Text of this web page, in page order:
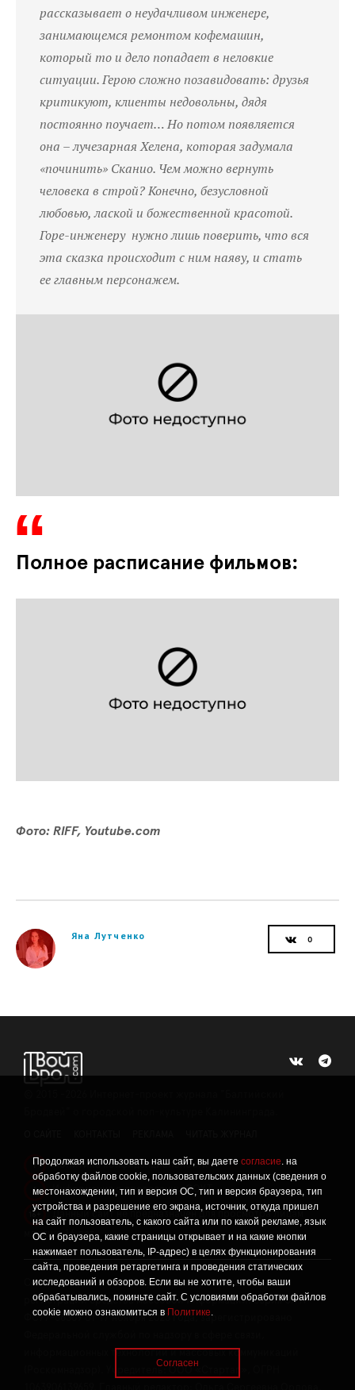
Продолжая использовать наш сайт, вы даете согласие. на
обработку файлов cookie, пользовательских данных (сведения о
местонахождении, тип и версия ОС, тип и версия браузера, тип
устройства и разрешение его экрана, источник, откуда пришел
на сайт пользователь, с какого сайта или по какой рекламе, язык
ОС и браузера, какие страницы открывает и на какие кнопки
нажимает пользователь, IP-адрес) в целях функционирования
сайта, проведения ретаргетинга и проведения статических
исследований и обзоров. Если вы не хотите, чтобы ваши
обрабатывались, покиньте сайт. С условиями обработки файлов
cookie можно ознакомиться в Политике.
Согласен
рассказывает о неудачливом инженере,
занимающемся ремонтом кофемашин,
который то и дело попадает в неловкие
ситуации. Герою сложно позавидовать: друзья
критикуют, клиенты недовольны, дядя
постоянно поучает… Но потом появляется
она – лучезарная Хелена, которая задумала
«починить» Сканио. Чем можно вернуть
человека в строй? Конечно, безусловной
любовью, лаской и божественной красотой.
Горе-инженеру нужно лишь поверить, что вся
эта сказка происходит с ним наяву, и стать
ее главным персонажем.
Полное расписание фильмов:
Фото: RIFF, Youtube.com
Яна Лутченко
! Политика конфиденциальности
! Информация о проведении СОУТ
Данный сайт не предназначен для просмотра лицам
младше 16 лет.
Сетевое издание «Твой Бро», реестровая запись о
регистрации средства массовой информации: серия Эл №
ФС77-86309 от 17 ноября 2023 года, зарегистрировано